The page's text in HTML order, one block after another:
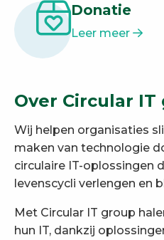
Donatie
Leer meer
Over Circular IT
Wij helpen organisaties
maken van technologie
circulaire IT-oplossingen
levenscycli verlengen en
Met Circular IT group
hun IT, dankzij